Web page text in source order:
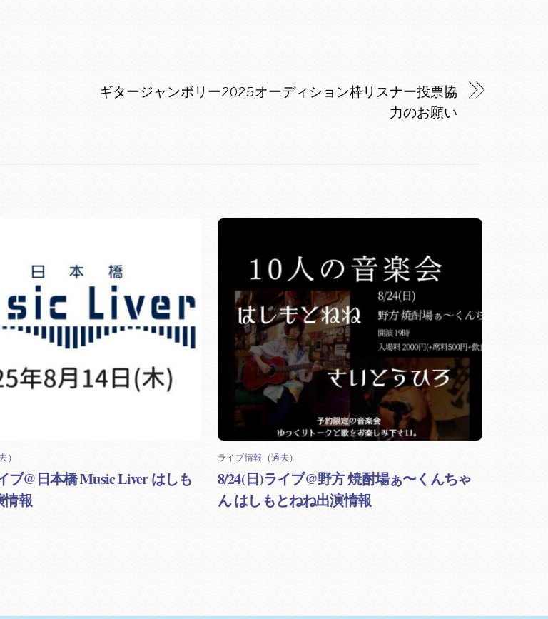
ギタージャンボリー2025オーディション枠リスナー投票協
力のお願い
）
ブ@日本橋 Music Liver はしも
情報
ライブ情報（過去）
8/24(日)ライブ@野方 焼酎場ぁ〜くんちゃ
ん はしもとねね出演情報